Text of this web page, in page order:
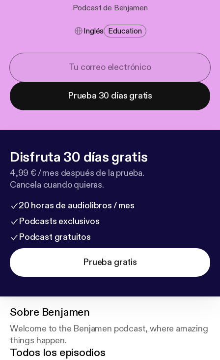
Podcast de Benjamen
Inglés Education
Prueba 30 días gratis
Disfruta 30 días gratis
4,99 € / mes después de la prueba.
Cancela cuando quieras.
20 horas de audiolibros / mes
Podcasts exclusivos
Podcast gratuitos
Prueba gratis
Sobre Benjamen
Welcome to the Benjamen podcast, where amazing
things happen.
Todos los episodios